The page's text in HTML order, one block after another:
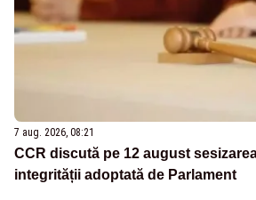
7 aug. 2026, 08:21
CCR discută pe 12 august
integrității adoptată de Parlament